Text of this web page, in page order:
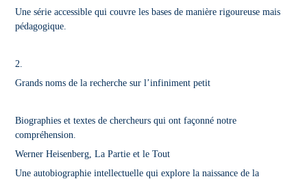
Une série accessible qui couvre les bases de manière rigoureuse mais
pédagogique.
2.
Grands noms de la recherche sur l’infiniment petit
Biographies et textes de chercheurs qui ont façonné notre
compréhension.
Werner Heisenberg, La Partie et le Tout
Une autobiographie intellectuelle qui explore la naissance de la